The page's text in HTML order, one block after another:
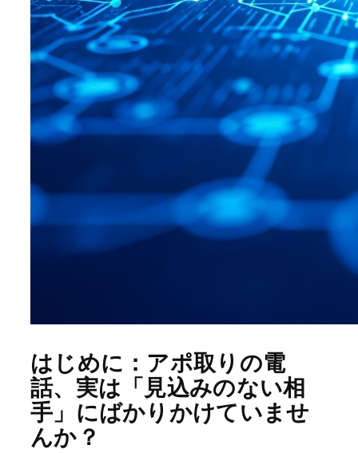
はじめに：アポ取りの電
話、実は「見込みのない相
手」にばかりかけていませ
んか？